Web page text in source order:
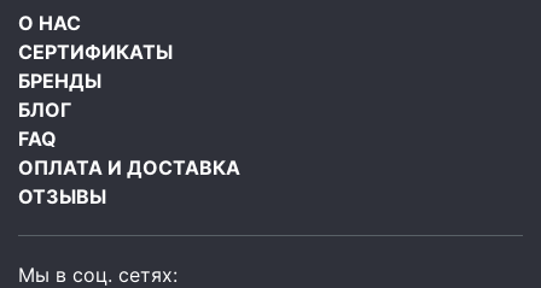
О НАС
СЕРТИФИКАТЫ
БРЕНДЫ
БЛОГ
FAQ
ОПЛАТА И ДОСТАВКА
ОТЗЫВЫ
Мы в соц. сетях: